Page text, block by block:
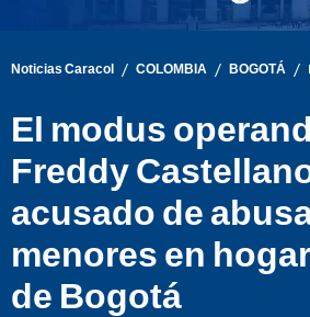
Noticias Caracol / COLOMBIA / BOGOTÁ /
El modus
Freddy
acusado de
menores en
de Bogotá